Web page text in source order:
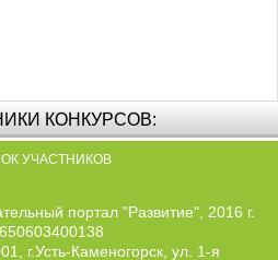
КОНКУРСОВ:
УЧАСТНИКОВ
портал "Развитие", 2016 г.
г.Усть-Каменогорск, ул. 1-я